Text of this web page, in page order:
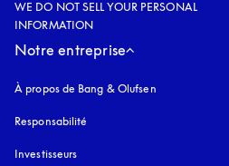
WE DO NOT SELL YOUR PERSONAL
INFORMATION
Notre entreprise
À propos de Bang & Olufsen
Responsabilité
Investisseurs